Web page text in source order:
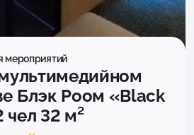
Все фото
мероприятий
Блэк Роом «Black
чел 32 м²